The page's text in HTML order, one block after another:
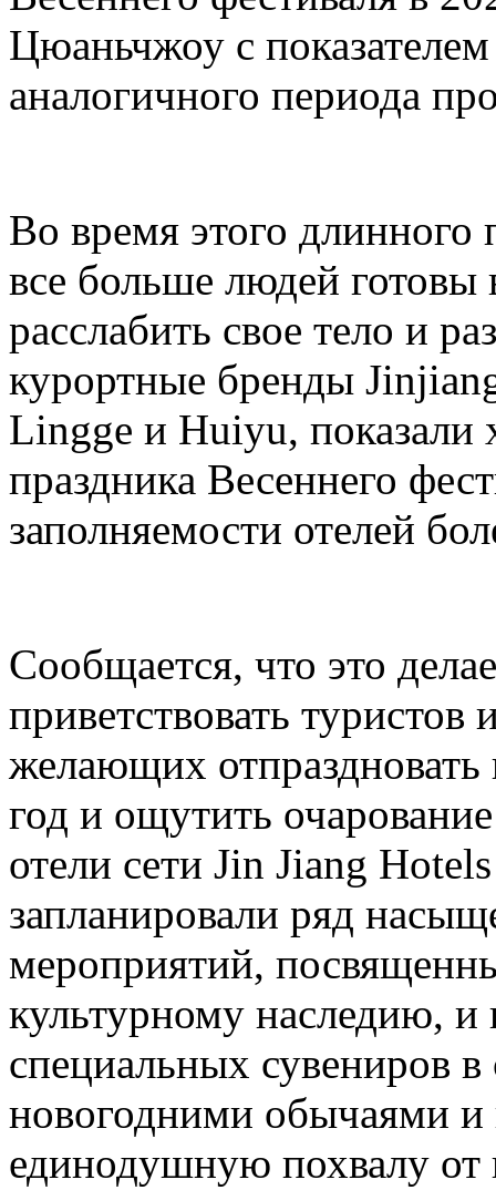
Цюаньчжоу с
аналогичного периода
Во время этого длинного
все больше людей готовы
расслабить свое тело и
курортные бренды
Lingge и Huiyu, показали
праздника Весеннего
заполняемости отелей
Сообщается, что это
приветствовать туристов
желающих
год и ощутить
отели сети Jin Jiang
запланировали ряд
мероприятий,
культурному наследию, и
специальных сувениров
новогодними обычаями и
единодушную похвалу от